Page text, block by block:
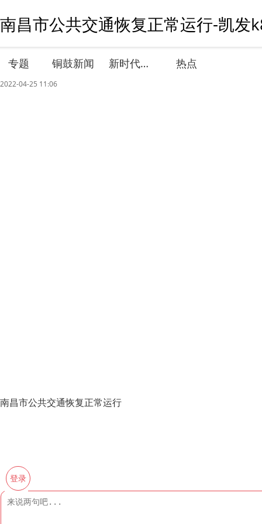
南昌市公共交通恢复正常运行-凯发
专题 铜鼓新闻 新时代文明实践 热点
2022-04-25 11:06
南昌市公共交通恢复正常运行
登录